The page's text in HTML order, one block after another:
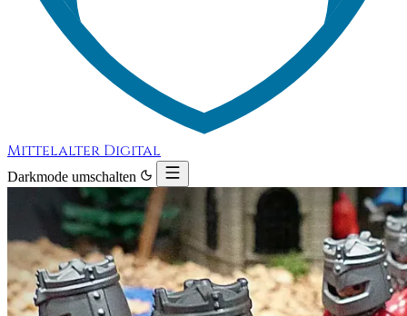
Mittelalter Digital
Darkmode umschalten